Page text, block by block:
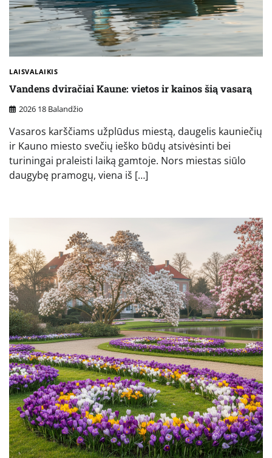
LAISVALAIKIS
Vandens dviračiai Kaune: vietos ir kainos šią vasarą
2026 18 Balandžio
Vasaros karščiams užplūdus miestą, daugelis kauniečių
ir Kauno miesto svečių ieško būdų atsivėsinti bei
turiningai praleisti laiką gamtoje. Nors miestas siūlo
daugybę pramogų, viena iš […]